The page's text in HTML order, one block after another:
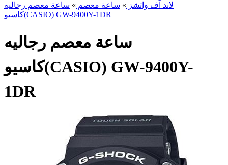
لاند آف واتشز » ساعة معصم » ساعة معصم رجالیه
کاسیو(CASIO) GW-9400Y-1DR
ساعة معصم رجالیه
کاسیو(CASIO) GW-9400Y-
1DR